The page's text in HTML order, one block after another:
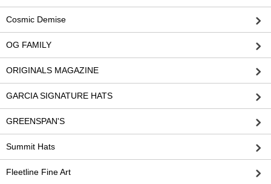
Cosmic Demise
OG FAMILY
ORIGINALS MAGAZINE
GARCIA SIGNATURE HATS
GREENSPAN'S
Summit Hats
Fleetline Fine Art